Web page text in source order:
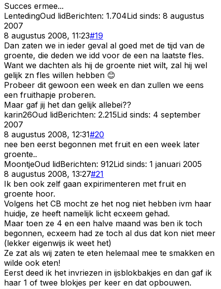
Succes ermee...
LentedingOud lidBerichten: 1.704Lid sinds: 8 augustus
2007
8 augustus 2008, 11:23#19
Dan zaten we in ieder geval al goed met de tijd van de
groente, die deden we idd voor de een na laatste fles.
Want we dachten als hij de groente niet wilt, zal hij wel
gelijk zn fles willen hebben 😊
Probeer dit gewoon een week en dan zullen we eens
een fruithapje proberen.
Maar gaf jij het dan gelijk allebei??
karin26Oud lidBerichten: 2.215Lid sinds: 4 september
2007
8 augustus 2008, 12:31#20
nee ben eerst begonnen met fruit en een week later
groente..
MoontjeOud lidBerichten: 912Lid sinds: 1 januari 2005
8 augustus 2008, 13:27#21
Ik ben ook zelf gaan expirimenteren met fruit en
groente hoor.
Volgens het CB mocht ze het nog niet hebben ivm haar
huidje, ze heeft namelijk licht ecxeem gehad.
Maar toen ze 4 en een halve maand was ben ik toch
begonnen, ecxeem had ze toch al dus dat kon niet meer
(lekker eigenwijs ik weet het)
Ze zat als wij zaten te eten helemaal mee te smakken en
wilde ook eten!
Eerst deed ik het invriezen in ijsblokbakjes en dan gaf ik
haar 1 of twee blokjes per keer en dat opbouwen.